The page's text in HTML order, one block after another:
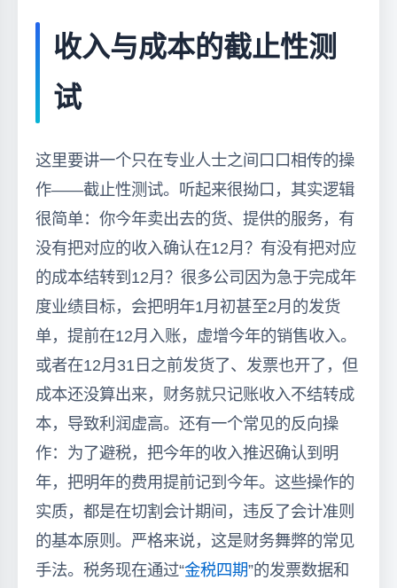
收入与成本的截止性测
试
这里要讲一个只在专业人士之间口口相传的操
作——截止性测试。听起来很拗口，其实逻辑
很简单：你今年卖出去的货、提供的服务，有
没有把对应的收入确认在12月？有没有把对应
的成本结转到12月？很多公司因为急于完成年
度业绩目标，会把明年1月初甚至2月的发货
单，提前在12月入账，虚增今年的销售收入。
或者在12月31日之前发货了、发票也开了，但
成本还没算出来，财务就只记账收入不结转成
本，导致利润虚高。还有一个常见的反向操
作：为了避税，把今年的收入推迟确认到明
年，把明年的费用提前记到今年。这些操作的
实质，都是在切割会计期间，违反了会计准则
的基本原则。严格来说，这是财务舞弊的常见
手法。税务现在通过“金税四期”的发票数据和